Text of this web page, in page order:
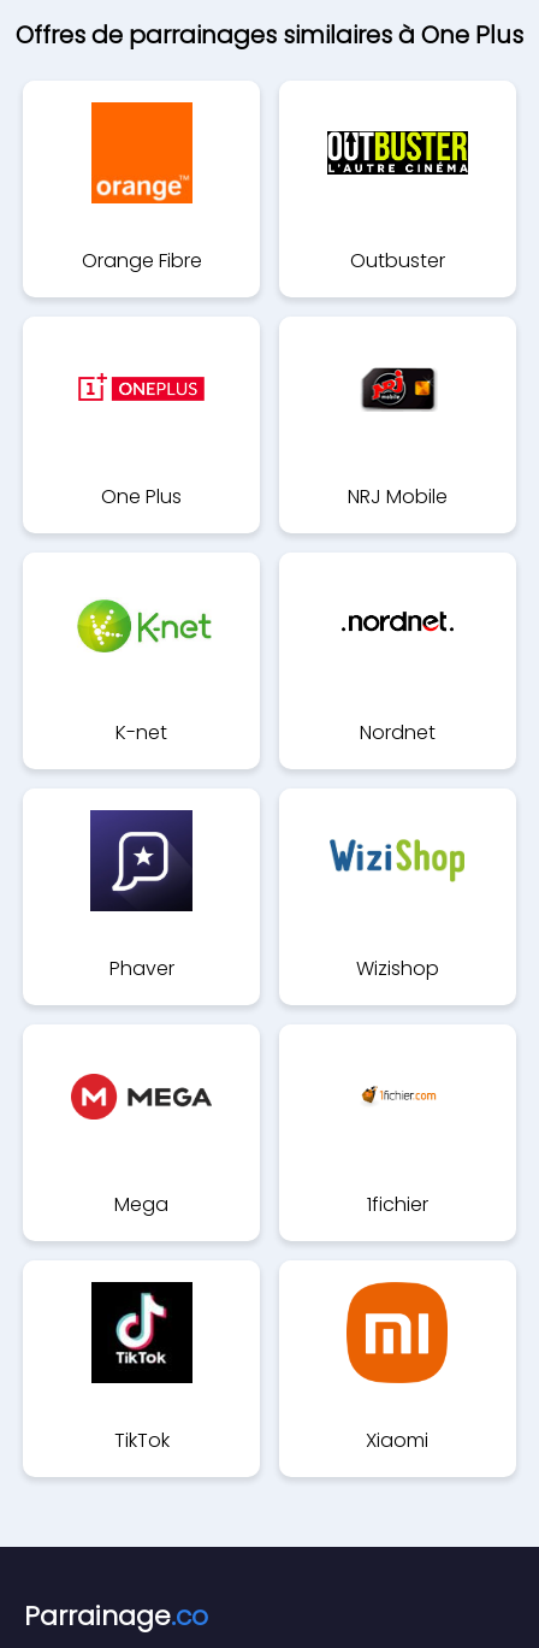
Offres de parrainages similaires à One Plus
Orange Fibre Outbuster
One Plus NRJ Mobile
K-net Nordnet
Phaver Wizishop
Mega 1fichier
TikTok Xiaomi
Parrainage.co